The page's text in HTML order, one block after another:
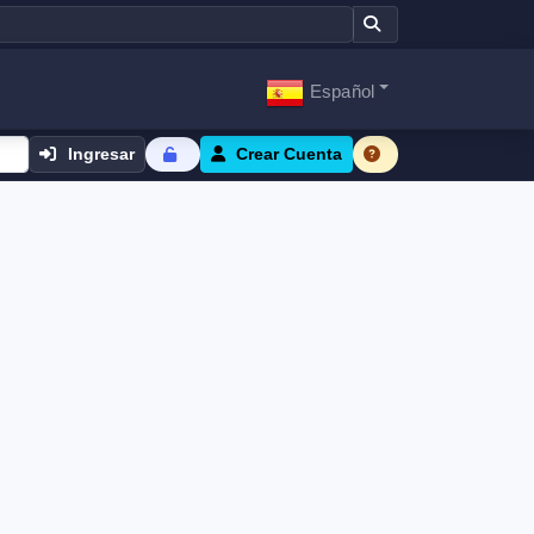
Español
Ingresar Crear Cuenta